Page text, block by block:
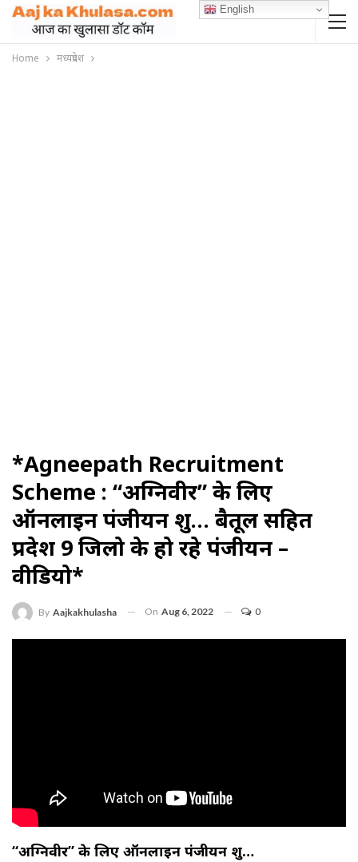
Home मध्यप्रदेश
*Agneepath Recruitment
Scheme : “अग्निवीर” के लिए
ऑनलाइन पंजीयन शुरू… बैतूल सहित
प्रदेश 9 जिलो के हो रहे पंजीयन –
वीडियो*
By Aajkakhulasha On Aug 6, 2022 0
“अग्निवीर” के लिए ऑनलाइन पंजीयन शुरू…
English